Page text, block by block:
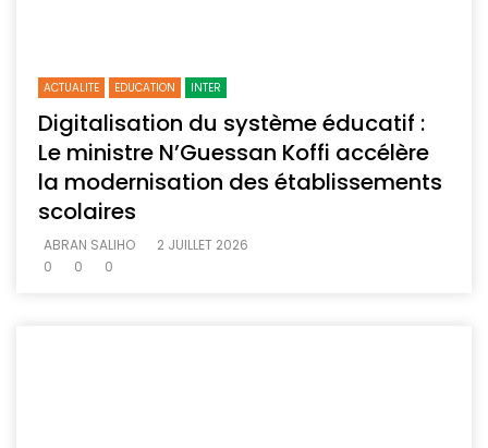
ACTUALITE EDUCATION INTER
Digitalisation du système éducatif :
Le ministre N’Guessan Koffi accélère
la modernisation des établissements
scolaires
ABRAN SALIHO
2 JUILLET 2026
0
0 0